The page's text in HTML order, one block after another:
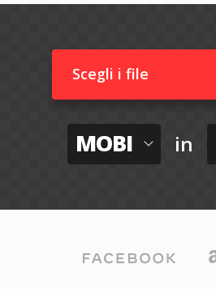
Scegli i file
MOBI in